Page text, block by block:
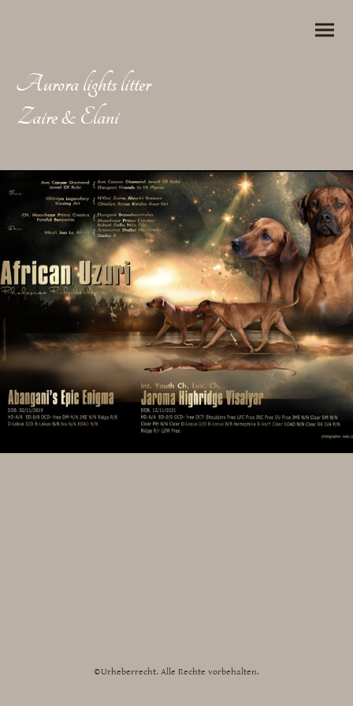
Aurora lights litter
Zaire & Elani
©Urheberrecht. Alle Rechte vorbehalten.